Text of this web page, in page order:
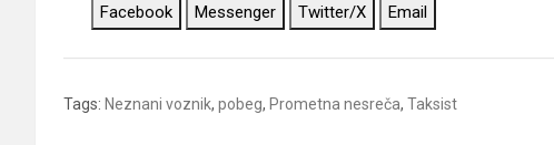
Facebook Messenger Twitter/X Email
Tags: Neznani voznik, pobeg, Prometna nesreča, Taksist